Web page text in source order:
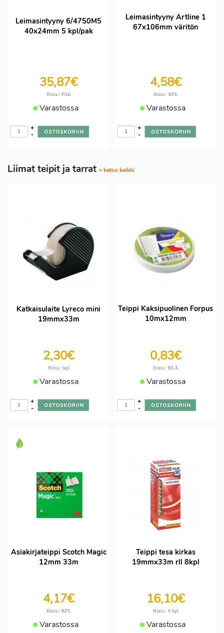
Leimasintyyny 6/4750M5
40x24mm 5 kpl/pak
35,87€
Hinta / PAK
Varastossa
-
+
Leimasintyyny Artline 1
67x106mm väritön
4,58€
Hinta / KPL
Varastossa
-
+
Liimat teipit ja tarrat » katso kaikki
Katkaisulaite Lyreco mini
19mmx33m
2,30€
Hinta / kpl
Varastossa
-
+
Teippi Kaksipuolinen Forpus
10mx12mm
0,83€
Hinta / RLA
Varastossa
-
+
Asiakirjateippi Scotch Magic
12mm 33m
4,17€
Hinta / KPL
Varastossa
Teippi tesa kirkas
19mmx33m rll 8kpl
16,10€
Hinta / 8 kpl
Varastossa